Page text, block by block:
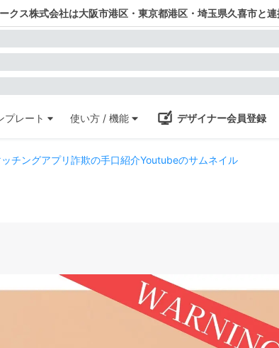
クス株式会社は大阪市港区・東京都港区・埼玉県久喜市と
プレート 使い方 / 機能 デザイナー会員登録
チングアプリ詐欺の手口紹介Youtubeのサムネイル